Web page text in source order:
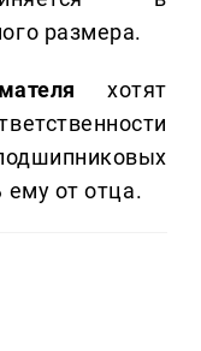
размера.
хотят
ему от отца.